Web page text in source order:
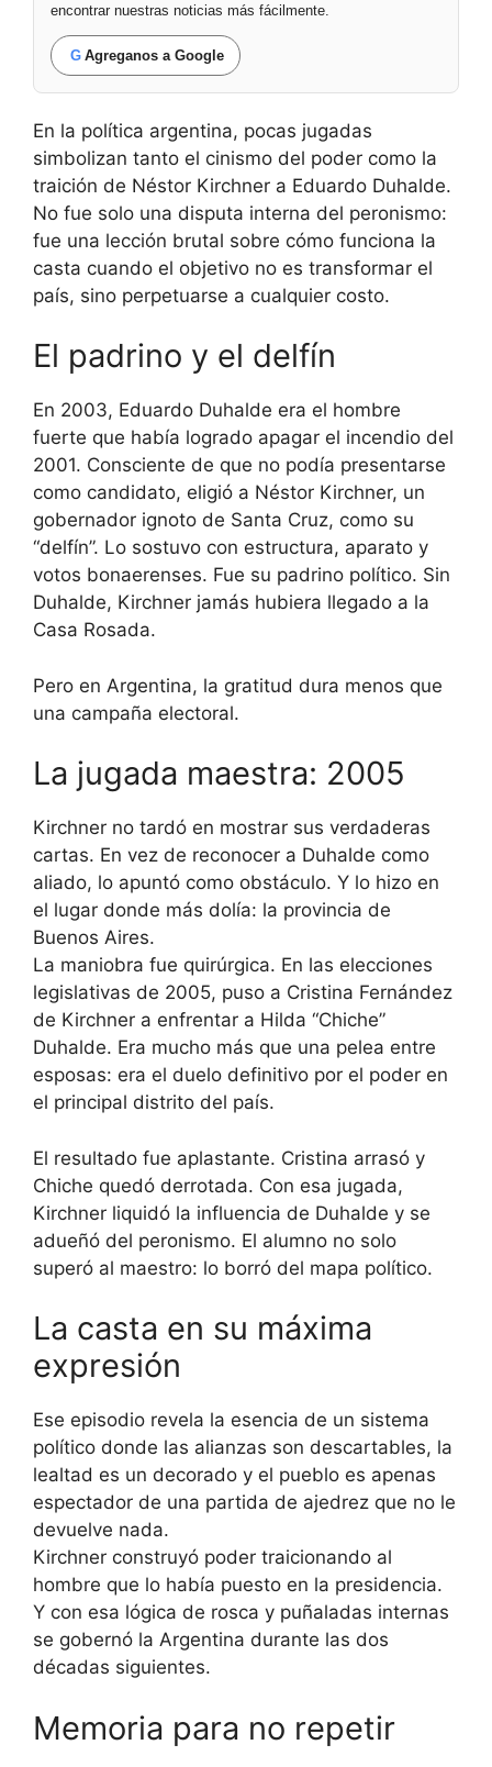
encontrar nuestras noticias más fácilmente.
G Agreganos a Google
En la política argentina, pocas jugadas
simbolizan tanto el cinismo del poder como la
traición de Néstor Kirchner a Eduardo Duhalde.
No fue solo una disputa interna del peronismo:
fue una lección brutal sobre cómo funciona la
casta cuando el objetivo no es transformar el
país, sino perpetuarse a cualquier costo.
El padrino y el delfín
En 2003, Eduardo Duhalde era el hombre
fuerte que había logrado apagar el incendio del
2001. Consciente de que no podía presentarse
como candidato, eligió a Néstor Kirchner, un
gobernador ignoto de Santa Cruz, como su
“delfín”. Lo sostuvo con estructura, aparato y
votos bonaerenses. Fue su padrino político. Sin
Duhalde, Kirchner jamás hubiera llegado a la
Casa Rosada.
Pero en Argentina, la gratitud dura menos que
una campaña electoral.
La jugada maestra: 2005
Kirchner no tardó en mostrar sus verdaderas
cartas. En vez de reconocer a Duhalde como
aliado, lo apuntó como obstáculo. Y lo hizo en
el lugar donde más dolía: la provincia de
Buenos Aires.
La maniobra fue quirúrgica. En las elecciones
legislativas de 2005, puso a Cristina Fernández
de Kirchner a enfrentar a Hilda “Chiche”
Duhalde. Era mucho más que una pelea entre
esposas: era el duelo definitivo por el poder en
el principal distrito del país.
El resultado fue aplastante. Cristina arrasó y
Chiche quedó derrotada. Con esa jugada,
Kirchner liquidó la influencia de Duhalde y se
adueñó del peronismo. El alumno no solo
superó al maestro: lo borró del mapa político.
La casta en su máxima
expresión
Ese episodio revela la esencia de un sistema
político donde las alianzas son descartables, la
lealtad es un decorado y el pueblo es apenas
espectador de una partida de ajedrez que no le
devuelve nada.
Kirchner construyó poder traicionando al
hombre que lo había puesto en la presidencia.
Y con esa lógica de rosca y puñaladas internas
se gobernó la Argentina durante las dos
décadas siguientes.
Memoria para no repetir